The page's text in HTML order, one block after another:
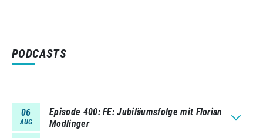
PODCASTS
06
AUG
Episode 400 FE: Jubiläumsfolge mit Florian
Modlinger